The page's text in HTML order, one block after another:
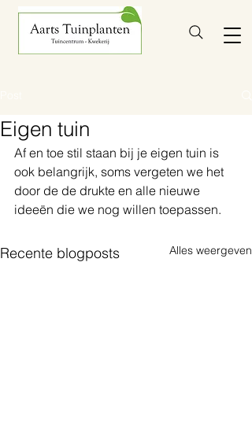
Eigen tuin
Af en toe stil staan bij je eigen tuin is
ook belangrijk, soms vergeten we het
door de de drukte en alle nieuwe
ideeën die we nog willen toepassen.
Recente blogposts Alles weergeven